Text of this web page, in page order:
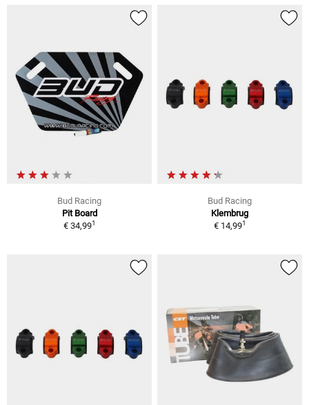
Bud Racing
Pit Board
€ 34,991
Bud Racing
Klembrug
€ 14,991